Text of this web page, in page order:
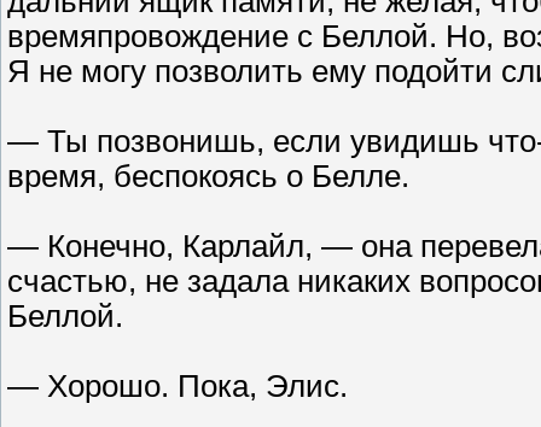
времяпровождение с Беллой. Но,
Я не могу позволить ему подойти
— Ты позвонишь, если увидишь
время, беспокоясь о Белле.
— Конечно, Карлайл, — она
счастью, не задала никаких
Беллой.
— Хорошо. Пока, Элис.